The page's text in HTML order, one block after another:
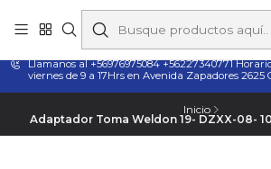
Taladros Magnéticos en Chile | Venta,
Técnico
Llamanos al +56976975084 +56227340771
viernes de 9 a 17Hrs en Avenida Zapadores 2625
Inicio
Adaptador Toma Weldon 19- DZXX-08-